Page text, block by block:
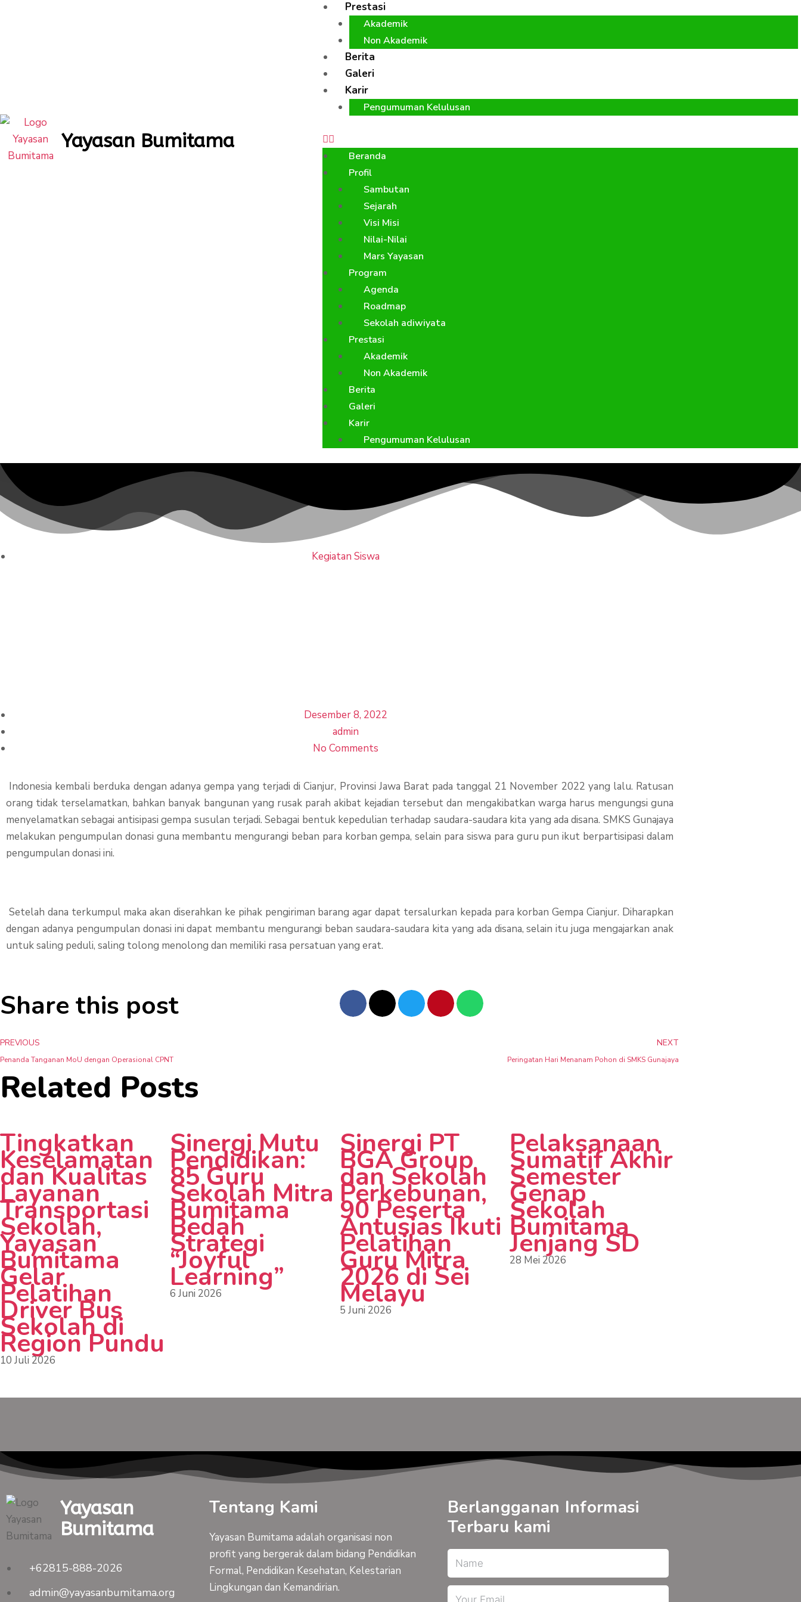
Yayasan Bumitama
Prestasi
Akademik
Non Akademik
Berita
Galeri
Karir
Pengumuman Kelulusan
Beranda
Profil
Sambutan
Sejarah
Visi Misi
Nilai-Nilai
Mars Yayasan
Program
Agenda
Roadmap
Sekolah adiwiyata
Prestasi
Akademik
Non Akademik
Berita
Galeri
Karir
Pengumuman Kelulusan
Kegiatan Siswa
Desember 8, 2022
admin
No Comments
Indonesia kembali berduka dengan adanya gempa yang terjadi di Cianjur, Provinsi Jawa Barat pada tanggal 21 November 2022 yang lalu. Ratusan
orang tidak terselamatkan, bahkan banyak bangunan yang rusak parah akibat kejadian tersebut dan mengakibatkan warga harus mengungsi guna
menyelamatkan sebagai antisipasi gempa susulan terjadi. Sebagai bentuk kepedulian terhadap saudara-saudara kita yang ada disana. SMKS Gunajaya
melakukan pengumpulan donasi guna membantu mengurangi beban para korban gempa, selain para siswa para guru pun ikut berpartisipasi dalam
pengumpulan donasi ini.
Setelah dana terkumpul maka akan diserahkan ke pihak pengiriman barang agar dapat tersalurkan kepada para korban Gempa Cianjur. Diharapkan
dengan adanya pengumpulan donasi ini dapat membantu mengurangi beban saudara-saudara kita yang ada disana, selain itu juga mengajarkan anak
untuk saling peduli, saling tolong menolong dan memiliki rasa persatuan yang erat.
Share this post
Prev
PREVIOUS
Penanda Tanganan MoU dengan Operasional CPNT
NEXT
Peringatan Hari Menanam Pohon di SMKS Gunajaya
Related Posts
Tingkatkan
Keselamatan
dan Kualitas
Layanan
Transportasi
Sekolah,
Yayasan
Bumitama
Gelar
Pelatihan
Driver Bus
Sekolah di
Region Pundu
10 Juli 2026
Sinergi Mutu
Pendidikan:
85 Guru
Sekolah Mitra
Bumitama
Bedah
Strategi
“Joyful
Learning”
6 Juni 2026
Sinergi PT
BGA Group
dan Sekolah
Perkebunan,
90 Peserta
Antusias Ikuti
Pelatihan
Guru Mitra
2026 di Sei
Melayu
5 Juni 2026
Pelaksanaan
Sumatif Akhir
Semester
Genap
Sekolah
Bumitama
Jenjang SD
28 Mei 2026
Yayasan
Bumitama
+62815-888-2026
admin@yayasanbumitama.org
Tentang Kami
Yayasan Bumitama adalah organisasi non
profit yang bergerak dalam bidang Pendidikan
Formal, Pendidikan Kesehatan, Kelestarian
Lingkungan dan Kemandirian.
Berlangganan Informasi
Terbaru kami
Name
Email